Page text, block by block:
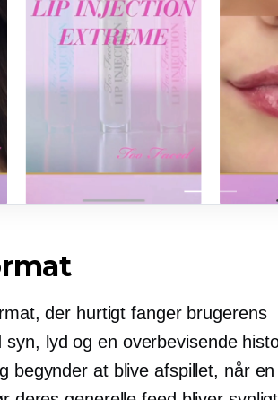
der hurtigt fanger brugerens
lyd og en overbevisende
begynder at blive afspillet, når